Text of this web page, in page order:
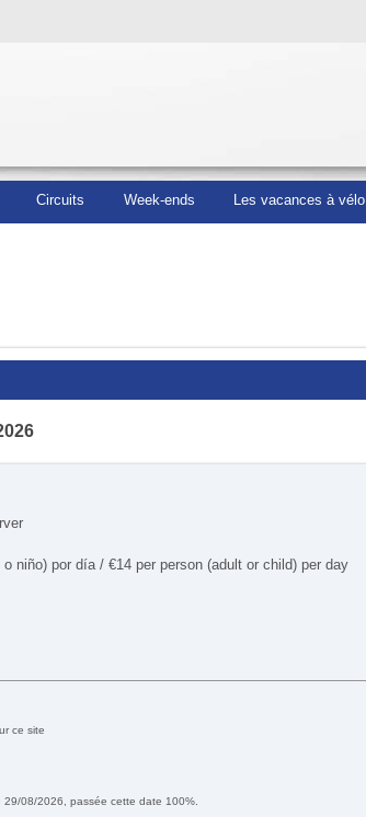
Circuits Week-ends Les vacances à vélo
niño) por día / €14 per person (adult or child) per day
ce site
08/2026, passée cette date 100%.